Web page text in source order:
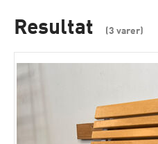
Resultat
(3 varer)